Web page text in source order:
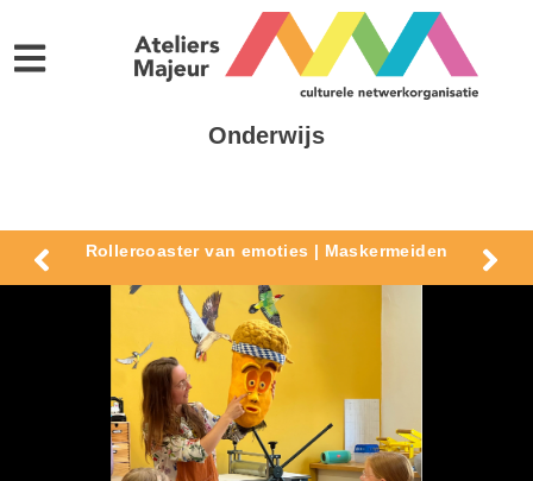
Onderwijs
Rollercoaster van emoties | Maskermeiden